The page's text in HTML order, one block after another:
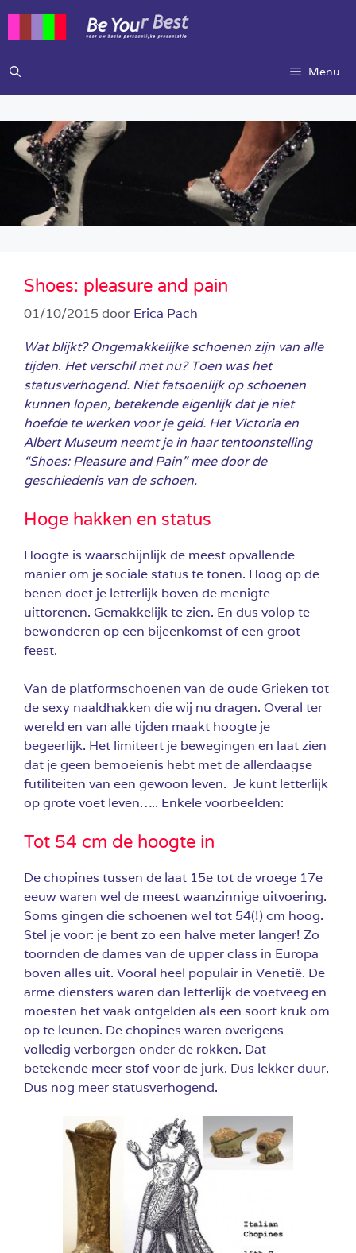
inhoud
Menu
Shoes: pleasure and pain
01/10/2015 door Erica Pach
Wat blijkt? Ongemakkelijke schoenen zijn van alle
tijden. Het verschil met nu? Toen was het
statusverhogend. Niet fatsoenlijk op schoenen
kunnen lopen, betekende eigenlijk dat je niet
hoefde te werken voor je geld. Het Victoria en
Albert Museum neemt je in haar tentoonstelling
“Shoes: Pleasure and Pain” mee door de
geschiedenis van de schoen.
Hoge hakken en status
Hoogte is waarschijnlijk de meest opvallende
manier om je sociale status te tonen. Hoog op de
benen doet je letterlijk boven de menigte
uittorenen. Gemakkelijk te zien. En dus volop te
bewonderen op een bijeenkomst of een groot
feest.
Van de platformschoenen van de oude Grieken tot
de sexy naaldhakken die wij nu dragen. Overal ter
wereld en van alle tijden maakt hoogte je
begeerlijk. Het limiteert je bewegingen en laat zien
dat je geen bemoeienis hebt met de allerdaagse
futiliteiten van een gewoon leven. Je kunt letterlijk
op grote voet leven….. Enkele voorbeelden:
Tot 54 cm de hoogte in
De chopines tussen de laat 15e tot de vroege 17e
eeuw waren wel de meest waanzinnige uitvoering.
Soms gingen die schoenen wel tot 54(!) cm hoog.
Stel je voor: je bent zo een halve meter langer! Zo
toornden de dames van de upper class in Europa
boven alles uit. Vooral heel populair in Venetië. De
arme diensters waren dan letterlijk de voetveeg en
moesten het vaak ontgelden als een soort kruk om
op te leunen. De chopines waren overigens
volledig verborgen onder de rokken. Dat
betekende meer stof voor de jurk. Dus lekker duur.
Dus nog meer statusverhogend.